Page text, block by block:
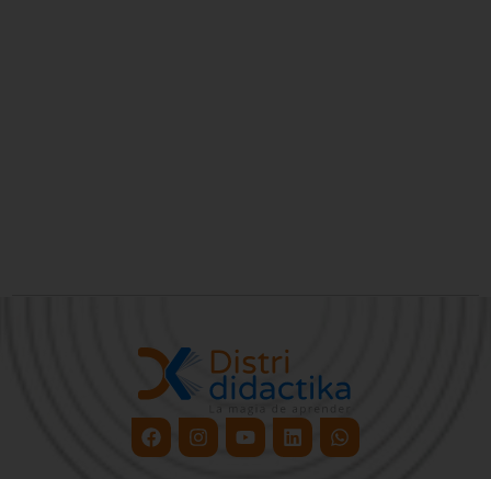
FacebookInstagram
YoutubeLinkedinWhatsapp